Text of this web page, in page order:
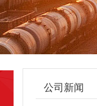
公司新闻